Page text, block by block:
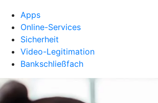
Apps
Online-Services
Sicherheit
Video-Legitimation
Bankschließfach